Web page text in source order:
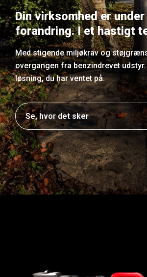
Din virksomhed er under
forandring. I et hastigt
Med stigende miljøkrav og
overgangen fra benzindrevet
løsning, du har ventet på.
Se, hvor det sker